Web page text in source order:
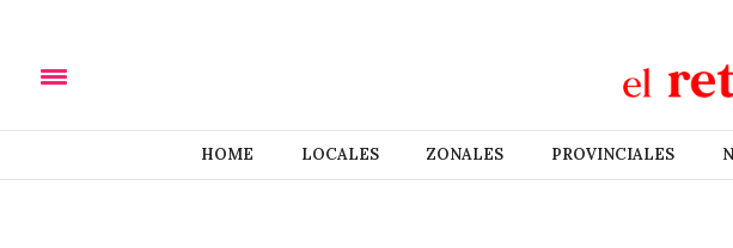
HOME LOCALES ZONALES PROVINCIALES